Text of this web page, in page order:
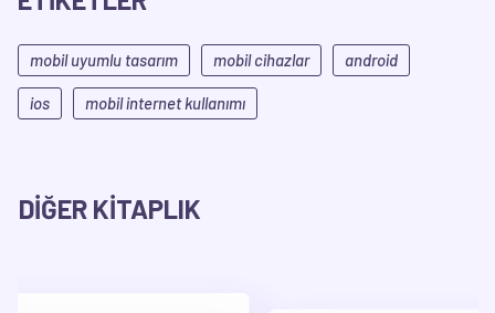
mobil uyumlu tasarım mobil cihazlar android
ios mobil internet kullanımı
DİĞER KİTAPLIK